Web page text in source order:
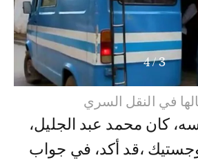
4
/
4
في النقل السري
كان محمد عبد الجليل،
،قد أكد، في جواب